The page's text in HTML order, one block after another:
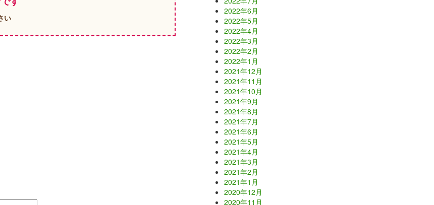
い
2022年6月
2022年5月
2022年4月
2022年3月
2022年2月
2022年1月
2021年12月
2021年11月
2021年10月
2021年9月
2021年8月
2021年7月
2021年6月
2021年5月
2021年4月
2021年3月
2021年2月
2021年1月
2020年12月
2020年11月